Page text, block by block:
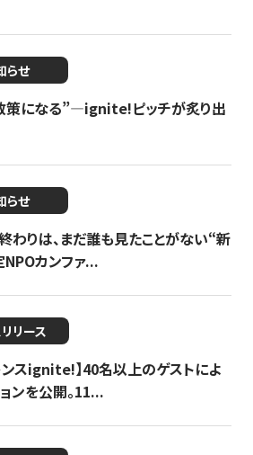
らせ
策になる”—ignite!ピッチが炙り出
らせ
りは、まだ誰も見たことがない“新
NPOカンファ...
リース
ンスignite!】40名以上のゲストによ
ンを公開。11...